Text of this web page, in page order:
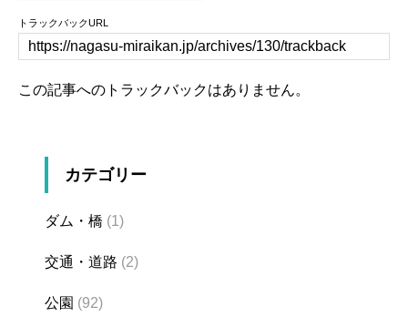
トラックバックURL
この記事へのトラックバックはありません。
カテゴリー
ダム・橋 (1)
交通・道路 (2)
公園 (92)